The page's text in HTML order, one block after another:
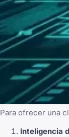
Para ofrecer una
Inteligencia